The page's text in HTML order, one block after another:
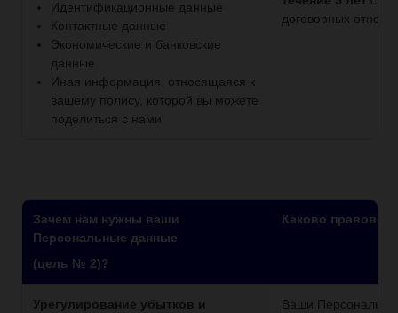
Идентификационные данные
Контактные данные
Экономические и банковские
данные
Иная информация, относящаяся к
вашему полису, которой вы можете
поделиться с нами
договорных
Зачем нам нужны ваши
Персональные данные
(цель № 2)?
Каково правовое
Урегулирование убытков и
Ваши